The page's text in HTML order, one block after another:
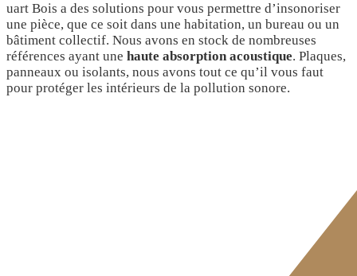
uart Bois a des solutions pour vous permettre d’insonoriser
une pièce, que ce soit dans une habitation, un bureau ou un
bâtiment collectif. Nous avons en stock de nombreuses
références ayant une haute absorption acoustique. Plaques,
panneaux ou isolants, nous avons tout ce qu’il vous faut
pour protéger les intérieurs de la pollution sonore.